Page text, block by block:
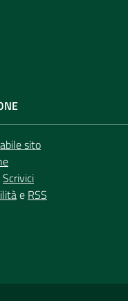
sito
Scrivici
e RSS